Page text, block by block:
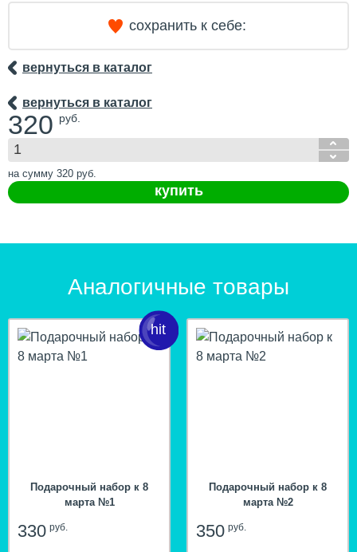
сохранить к себе:
вернуться в каталог
вернуться в каталог
320 руб.
на сумму 320 руб.
купить
Аналогичные товары
Подарочный набор к 8
марта №1
330руб.
Подарочный набор к 8
марта №2
350руб.